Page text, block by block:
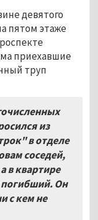
девятого
пятом этаже
приехавшие
труп
из
в отделе
соседей,
в квартире
погибший. Он
с кем не